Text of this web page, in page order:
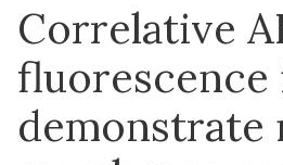
Correlative
fluorescence
demonstrate